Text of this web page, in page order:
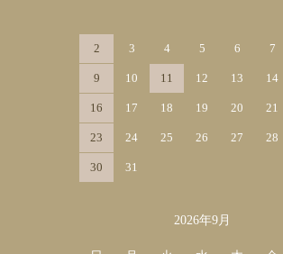
2 3 4 5 6 7
9 10 11 12 13 14
16 17 18 19 20 21
23 24 25 26 27 28
30 31
2026年9月